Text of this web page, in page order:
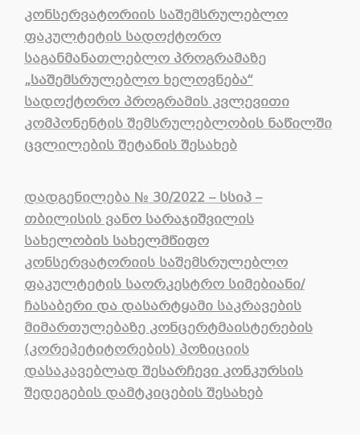
კონსერვატორიის საშემსრულებლო
ფაკულტეტის სადოქტორო
საგანმანათლებლო პროგრამაზე
„საშემსრულებლო ხელოვნება“
სადოქტორო პროგრამის კვლევითი
კომპონენტის შემსრულებლობის ნაწილში
ცვლილების შეტანის შესახებ
დადგენილება№30/2022 – სსიპ–
თბილისის ვანო სარაჯიშვილის
სახელობის სახელმწიფო
კონსერვატორიის საშემსრულებლო
ფაკულტეტის საორკესტრო სიმებიანი/
ჩასაბერი და დასარტყამი საკრავების
მიმართულებაზე კონცერტმაისტერების
(კორეპეტიტორების) პოზიციის
დასაკავებლად შესარჩევი კონკურსის
შედეგების დამტკიცების შესახებ